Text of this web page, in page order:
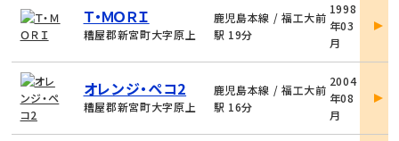
Ｔ・ＭＯＲＩ
糟屋郡新宮町大字原上
鹿児島本線 / 福工大前
駅 19分
1998
年03
月
詳
オレンジ・ペコ2
糟屋郡新宮町大字原上
鹿児島本線 / 福工大前
駅 16分
2004
年08
月
詳